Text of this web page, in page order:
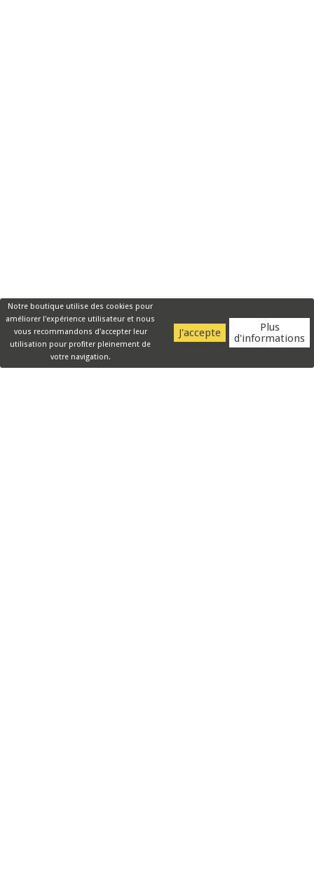
Notre boutique utilise des cookies pour
améliorer l'expérience utilisateur et nous
vous recommandons d'accepter leur
utilisation pour profiter pleinement de
votre navigation.
Plus
d'informations